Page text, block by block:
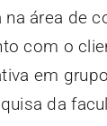
na área de
com o
em
da